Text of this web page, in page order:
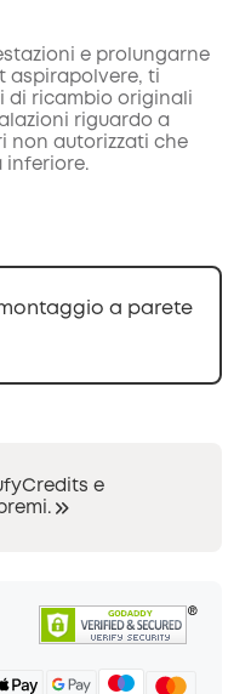
e prolungarne
aspirapolvere, ti
di ricambio originali
riguardo a
non autorizzati che
inferiore.
a parete
e